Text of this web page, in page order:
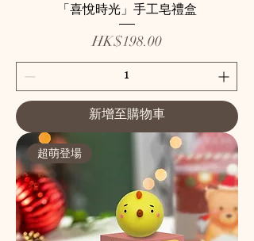
「喜悅時光」手工皂禮盒
價格
HK$198.00
新增至購物車
超萌登場